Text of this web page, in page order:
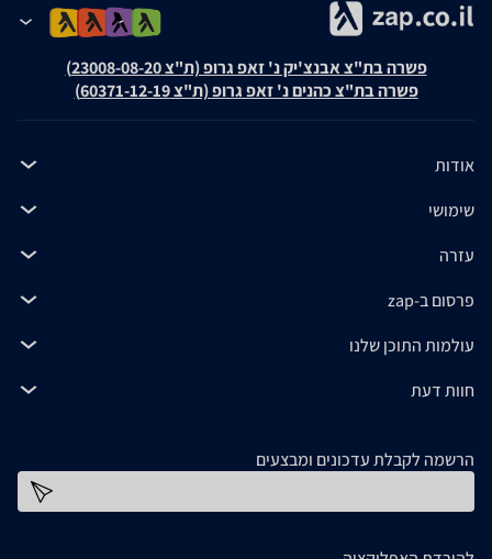
פשרה בת"צ אבנצ'יק נ' זאפ גרופ (ת"צ 23008-08-20)
פשרה בת"צ כהנים נ' זאפ גרופ (ת"צ 60371-12-19)
אודות
שימושי
עזרה
פרסום ב-zap
עולמות התוכן שלנו
חוות דעת
הרשמה לקבלת עדכונים ומבצעים